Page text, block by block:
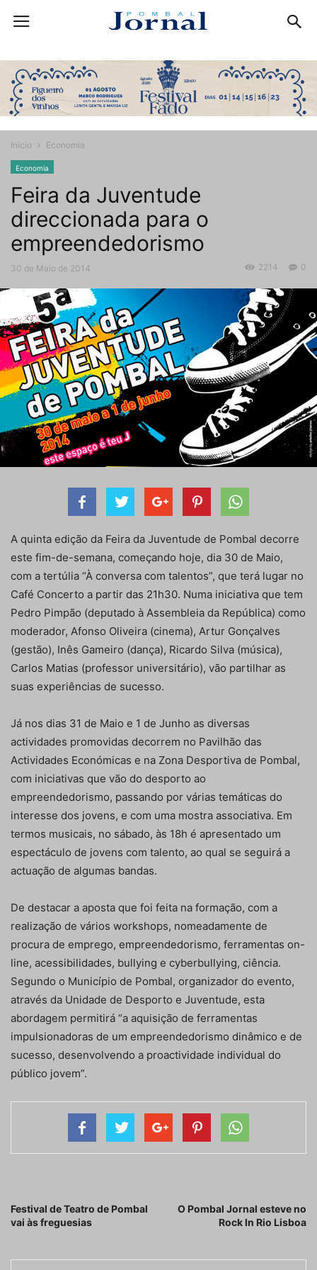
Início Economia
Economia
Feira da Juventude
direccionada para o
empreendedorismo
30 de Maio de 2014 0
2214
A quinta edição da Feira da Juventude de Pombal decorre
este fim-de-semana, começando hoje, dia 30 de Maio,
com a tertúlia “À conversa com talentos”, que terá lugar no
Café Concerto a partir das 21h30. Numa iniciativa que tem
Pedro Pimpão (deputado à Assembleia da República) como
moderador, Afonso Oliveira (cinema), Artur Gonçalves
(gestão), Inês Gameiro (dança), Ricardo Silva (música),
Carlos Matias (professor universitário), vão partilhar as
suas experiências de sucesso.
Já nos dias 31 de Maio e 1 de Junho as diversas
actividades promovidas decorrem no Pavilhão das
Actividades Económicas e na Zona Desportiva de Pombal,
com iniciativas que vão do desporto ao
empreendedorismo, passando por várias temáticas do
interesse dos jovens, e com uma mostra associativa. Em
termos musicais, no sábado, às 18h é apresentado um
espectáculo de jovens com talento, ao qual se seguirá a
actuação de algumas bandas.
De destacar a aposta que foi feita na formação, com a
realização de vários workshops, nomeadamente de
procura de emprego, empreendedorismo, ferramentas on-
line, acessibilidades, bullying e cyberbullying, ciência.
Segundo o Município de Pombal, organizador do evento,
através da Unidade de Desporto e Juventude, esta
abordagem permitirá “a aquisição de ferramentas
impulsionadoras de um empreendedorismo dinâmico e de
sucesso, desenvolvendo a proactividade individual do
público jovem”.
Festival de Teatro de Pombal
vai às freguesias
O Pombal Jornal esteve no
Rock In Rio Lisboa